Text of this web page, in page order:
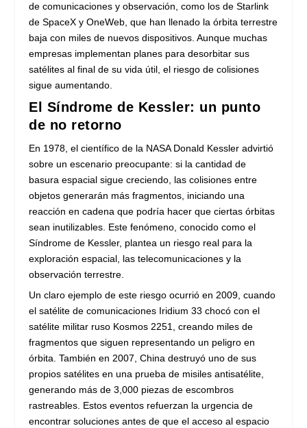
de comunicaciones y observación, como los de Starlink
de SpaceX y OneWeb, que han llenado la órbita terrestre
baja con miles de nuevos dispositivos. Aunque muchas
empresas implementan planes para desorbitar sus
satélites al final de su vida útil, el riesgo de colisiones
sigue aumentando.
El Síndrome de Kessler: un punto
de no retorno
En 1978, el científico de la NASA Donald Kessler advirtió
sobre un escenario preocupante: si la cantidad de
basura espacial sigue creciendo, las colisiones entre
objetos generarán más fragmentos, iniciando una
reacción en cadena que podría hacer que ciertas órbitas
sean inutilizables. Este fenómeno, conocido como el
Síndrome de Kessler, plantea un riesgo real para la
exploración espacial, las telecomunicaciones y la
observación terrestre.
Un claro ejemplo de este riesgo ocurrió en 2009, cuando
el satélite de comunicaciones Iridium 33 chocó con el
satélite militar ruso Kosmos 2251, creando miles de
fragmentos que siguen representando un peligro en
órbita. También en 2007, China destruyó uno de sus
propios satélites en una prueba de misiles antisatélite,
generando más de 3,000 piezas de escombros
rastreables. Estos eventos refuerzan la urgencia de
encontrar soluciones antes de que el acceso al espacio